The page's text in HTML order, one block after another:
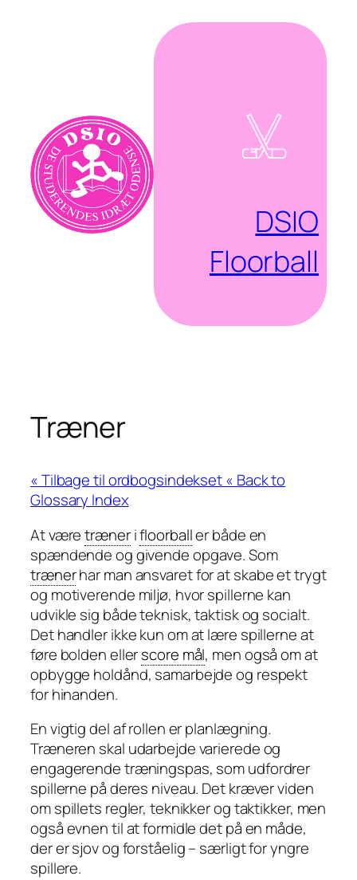
DSIO
Floorball
Træner
« Back to
Glossary Index
At væretrænerifloorballer både en
spændende og givende opgave. Som
trænerhar man ansvaret for at skabe et trygt
og motiverende miljø, hvor spillerne kan
udvikle sig både teknisk, taktisk og socialt.
Det handler ikke kun om at lære spillerne at
føre bolden ellerscore mål, men også om at
opbygge holdånd, samarbejde og respekt
for hinanden.
En vigtig del af rollen er planlægning.
Træneren skal udarbejde varierede og
engagerende træningspas, som udfordrer
spillerne på deres niveau. Det kræver viden
om spillets regler, teknikker og taktikker, men
også evnen til at formidle det på en måde,
der er sjov og forståelig – særligt for yngre
spillere.